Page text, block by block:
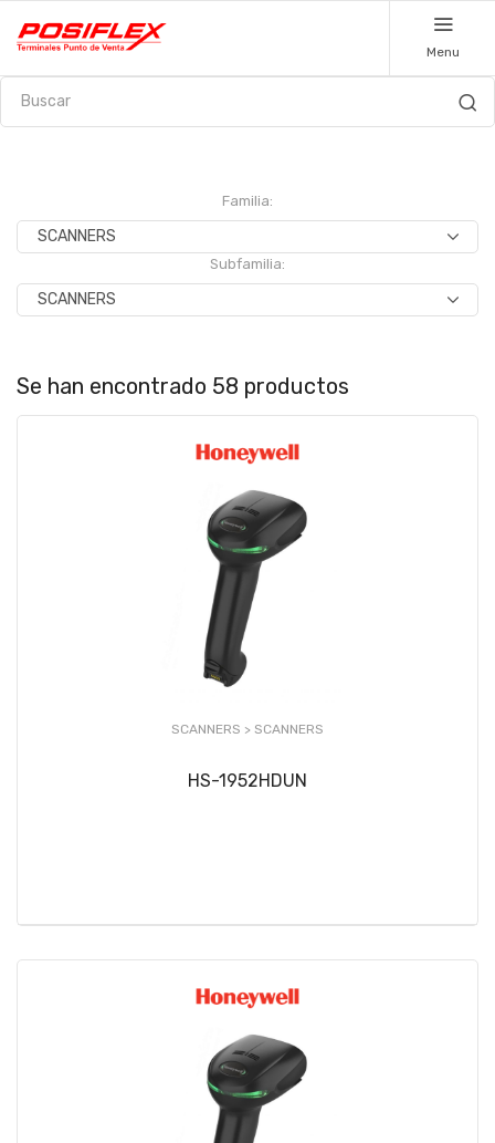
Menu
Familia:
Subfamilia:
Se han encontrado 58 productos
SCANNERS > SCANNERS
HS-1952HDUN